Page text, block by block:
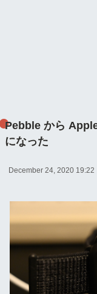
Pebble から
になった
December 24, 2020 19:22